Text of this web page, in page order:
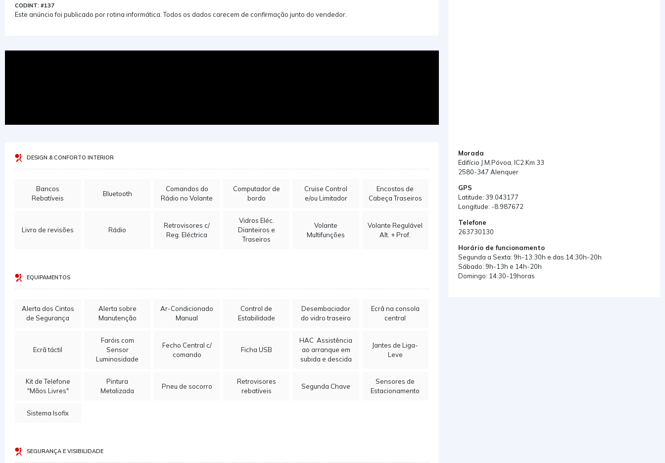
CODINT: #137
Este anúncio foi publicado por rotina informática. Todos os dados carecem de confirmação junto do vendedor.
DESIGN & CONFORTO INTERIOR
Bancos
Rebatíveis
Bluetooth
Comandos do
Rádio no Volante
Computador de
bordo
Cruise Control
e/ou Limitador
Encostos de
Cabeça Traseiros
Livro de revisões Rádio
Retrovisores c/
Reg. Eléctrica
Vidros Eléc.
Dianteiros e
Traseiros
Volante
Multifunções
Volante Regulável
Alt. + Prof.
EQUIPAMENTOS
Alerta dos Cintos
de Segurança
Alerta sobre
Manutenção
Ar-Condicionado
Manual
Control de
Estabilidade
Desembaciador
do vidro traseiro
Ecrâ na consola
central
Ecrã táctil
Faróis com
Sensor
Luminosidade
Fecho Central c/
comando
Ficha USB
HAC  Assistência
ao arranque em
subida e descida
Jantes de Liga-
Leve
Kit de Telefone
"Mãos Livres"
Pintura
Metalizada
Pneu de socorro
Retrovisores
rebatíveis
Segunda Chave
Sensores de
Estacionamento
Sistema Isofix
SEGURANÇA E VISIBILIDADE
Morada
Edifício J.M.Póvoa, IC2 Km 33
2580-347 Alenquer
GPS
Latitude: 39.043177
Longitude: -8.987672
Telefone
263730130
Horário de funcionamento
Segunda a Sexta: 9h-13:30h e das 14:30h-20h
Sábado: 9h-13h e 14h-20h
Domingo: 14:30-19horas